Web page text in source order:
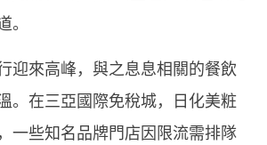
。
來高峰，與之息息相關的餐飲
。在三亞國際免稅城，日化美粧
一些知名品牌門店因限流需排隊